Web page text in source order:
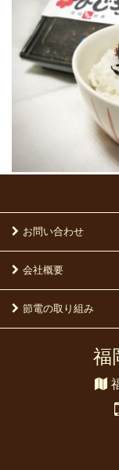
お問い合わせ
会社概要
節電の取り組み
福